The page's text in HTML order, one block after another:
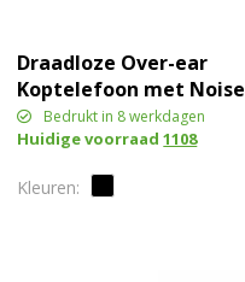
Draadloze Over-ear
Koptelefoon met Noise
Canceling (ANC)
Bedrukt in 8 werkdagen
Huidige voorraad1108